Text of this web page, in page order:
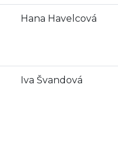
Hana Havelcová
Iva Švandová